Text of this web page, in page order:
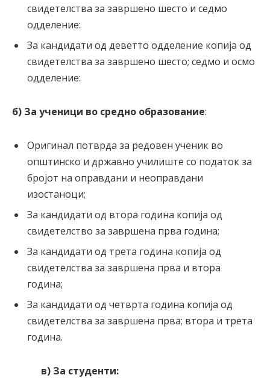
свидетелства за завршено шесто и седмо
одделение:
За кандидати од деветто одделение копија од
свидетелства за завршено шесто; седмо и осмо
одделение:
б) За ученици во средно образование:
Оригинал потврда за редовен ученик во
општинско и државно училиште со податок за
бројот на оправдани и неоправдани
изостаноци;
За кандидати од втора година копија од
свидетелство за завршена прва година;
За кандидати од трета година копија од
свидетелства за завршена прва и втора
година;
За кандидати од четврта година копија од
свидетелства за завршена прва; втора и трета
година.
в) За студенти: